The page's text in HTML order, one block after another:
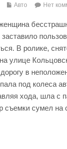
Авто Нет
В ролике,
улице
в
под колеса
хода, шла с
съемки сумел на